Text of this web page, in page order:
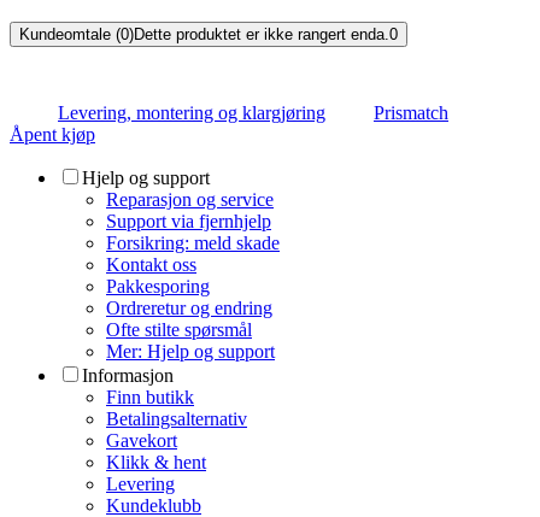
Kundeomtale (0)Dette produktet er ikke rangert enda.0
Levering, montering og klargjøring
Prismatch
Åpent kjøp
Hjelp og support
Reparasjon og service
Support via fjernhjelp
Forsikring: meld skade
Kontakt oss
Pakkesporing
Ordreretur og endring
Ofte stilte spørsmål
Mer: Hjelp og support
Informasjon
Finn butikk
Betalingsalternativ
Gavekort
Klikk & hent
Levering
Kundeklubb